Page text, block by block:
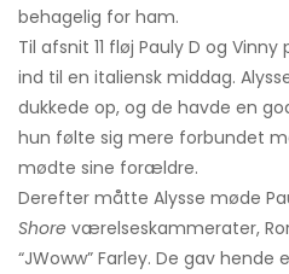
behagelig for ham.
Til afsnit 11 fløj Pauly D og
ind til en italiensk middag.
dukkede op, og de havde en
hun følte sig mere forbundet
mødte sine forældre.
Derefter måtte Alysse møde
Shore værelseskammerater,
“JWoww” Farley. De gav